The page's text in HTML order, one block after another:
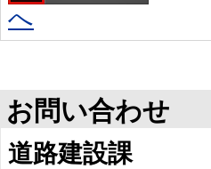
へ
お問い合わせ
道路建設課